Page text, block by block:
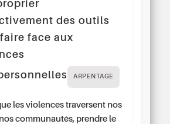
des outils
face aux
ARPENTAGE
les violences traversent nos
communautés, prendre le